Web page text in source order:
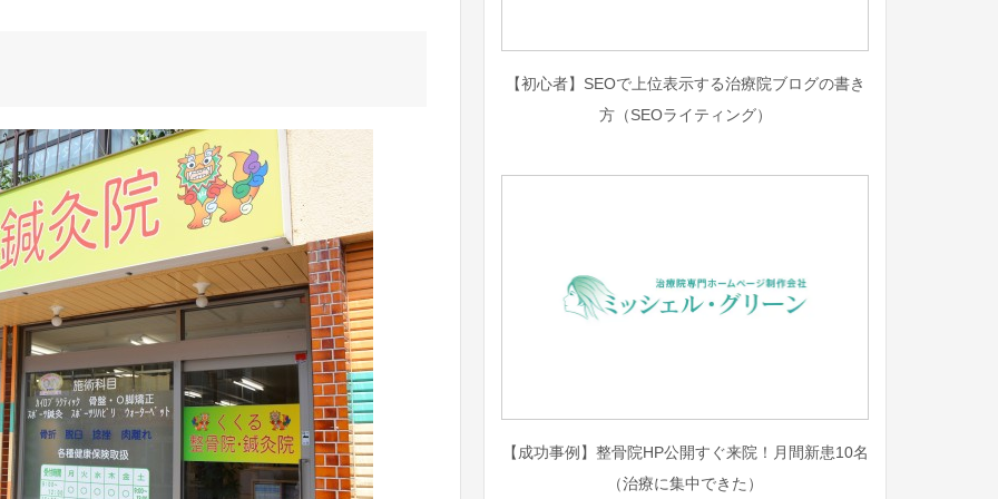
【初心者】SEOで上位表示する治療院ブログの書き
方（SEOライティング）
【成功事例】整骨院HP公開すぐ来院！月間新患10名
（治療に集中できた）